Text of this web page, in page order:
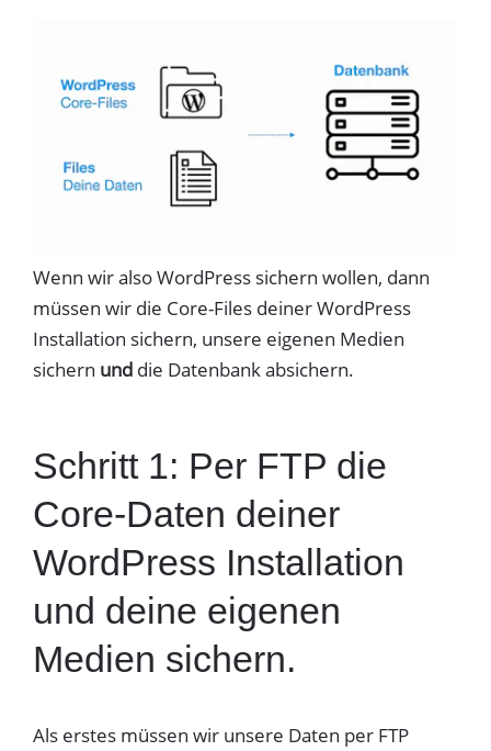
Wenn wir also WordPress sichern wollen, dann
müssen wir die Core-Files deiner WordPress
Installation sichern, unsere eigenen Medien
sichern und die Datenbank absichern.
Schritt 1: Per FTP die
Core-Daten deiner
WordPress Installation
und deine eigenen
Medien sichern.
Als erstes müssen wir unsere Daten per FTP